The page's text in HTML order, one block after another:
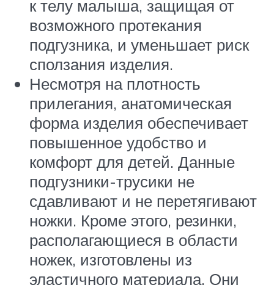
к телу малыша, защищая от
возможного протекания
подгузника, и уменьшает риск
сползания изделия.
Несмотря на плотность
прилегания, анатомическая
форма изделия обеспечивает
повышенное удобство и
комфорт для детей. Данные
подгузники-трусики не
сдавливают и не перетягивают
ножки. Кроме этого, резинки,
располагающиеся в области
ножек, изготовлены из
эластичного материала. Они